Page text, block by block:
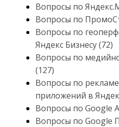
Вопросы по
Вопросы по
Вопросы по
Яндекс Бизнесу (72)
Вопросы по
(127)
Вопросы по
приложений в
Вопросы по Google
Вопросы по Google